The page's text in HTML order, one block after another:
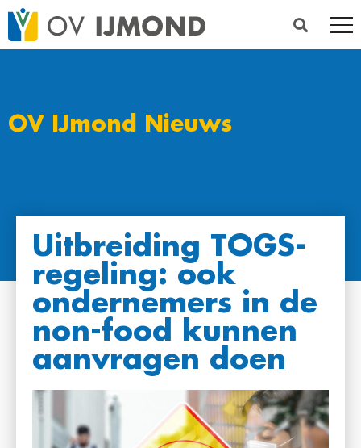
OV IJmond Nieuws
Uitbreiding TOGS-
regeling: ook
ondernemers in de
non-food kunnen
aanvragen doen